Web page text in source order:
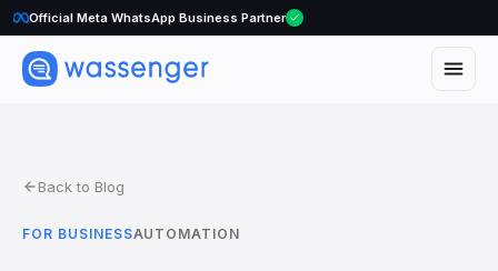
Official Meta WhatsApp Business Partner
Back to Blog
FOR BUSINESSAUTOMATION